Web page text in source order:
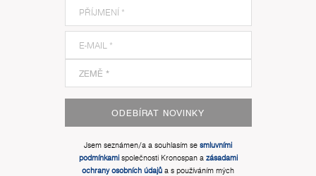
ODEBÍRAT NOVINKY
Jsem seznámen/a a souhlasím se smluvními
podmínkamispolečnosti Kronospan a zásadami
ochrany osobních údajů a s používáním mých